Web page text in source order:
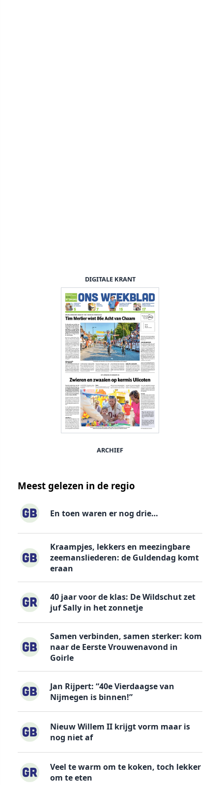
DIGITALE KRANT
ARCHIEF
Meest gelezen in de regio
En toen waren er nog drie…
Kraampjes, lekkers en meezingbare
zeemansliederen: de Guldendag komt
eraan
40 jaar voor de klas: De Wildschut zet
juf Sally in het zonnetje
Samen verbinden, samen sterker: kom
naar de Eerste Vrouwenavond in
Goirle
Jan Rijpert: “40e Vierdaagse van
Nijmegen is binnen!”
Nieuw Willem II krijgt vorm maar is
nog niet af
Veel te warm om te koken, toch lekker
om te eten